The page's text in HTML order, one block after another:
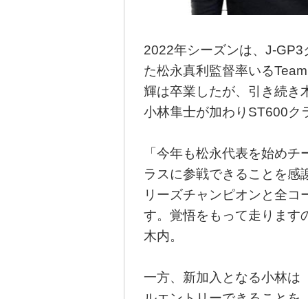
2022年シーズンは、J-
た松永真利監督率いる
輝は卒業したが、引き続き
小林隼士が加わりST600ク
「今年も松永代表を始め
ラスに参戦できることを感
リーズチャンピオンと全
す。覚悟をもって走ります
木内。
一方、新加入となる小林は